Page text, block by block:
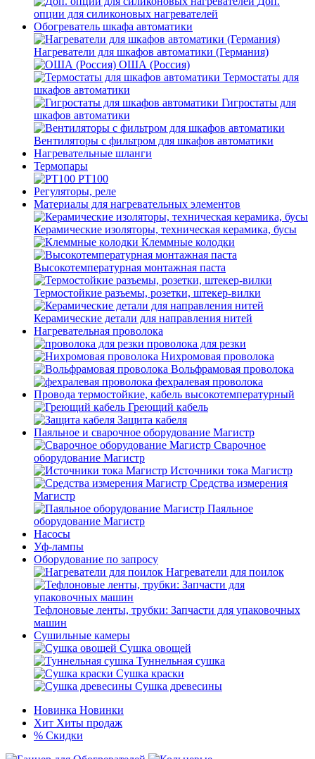
опции для силиконовых нагревателей
Обогреватель шкафа автоматики
Нагреватели для шкафов автоматики (Германия)
ОША (Россия)
Термостаты для
шкафов автоматики
Гигростаты для
шкафов автоматики
Вентиляторы с фильтром для шкафов автоматики
Нагревательные шланги
Термопары
PT100
Регуляторы, реле
Материалы для нагревательных элементов
Керамические изоляторы, техническая керамика, бусы
Клеммные колодки
Высокотемпературная монтажная паста
Термостойкие разъемы, розетки, штекер-вилки
Керамические детали для направления нитей
Нагревательная проволока
проволока для резки
Нихромовая проволока
Вольфрамовая проволока
фехралевая проволока
Провода термостойкие, кабель высокотемпературный
Греющий кабель
Защита кабеля
Паяльное и сварочное оборудование Магистр
Сварочное
оборудование Магистр
Источники тока Магистр
Средства измерения
Магистр
Паяльное
оборудование Магистр
Насосы
Уф-лампы
Оборудование по запросу
Нагреватели для поилок
Тефлоновые ленты, трубки: Запчасти для упаковочных
машин
Сушильные камеры
Сушка овощей
Туннельная сушка
Сушка краски
Сушка древесины
Новинка Новинки
Хит Хиты продаж
% Скидки